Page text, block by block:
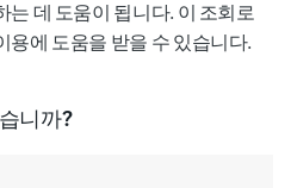
는 데 도움이 됩니다. 이 조회로
용에 도움을 받을 수 있습니다.
니까?